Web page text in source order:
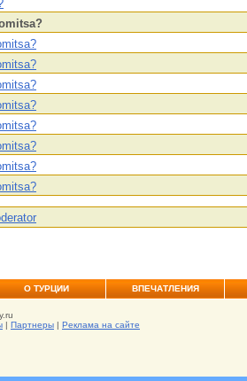
О ТУРЦИИ ВПЕЧАТЛЕНИЯ
| Партнеры | Реклама на сайте